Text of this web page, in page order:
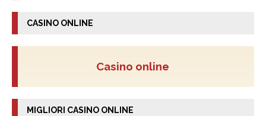
CASINO ONLINE
Casino online
MIGLIORI CASINO ONLINE